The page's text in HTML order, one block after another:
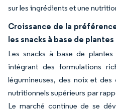
sur les ingrédients et une
Croissance de la
les snacks à base de plantes
Les snacks à base de
intégrant des formulations
légumineuses, des noix et
nutritionnels supérieurs par
Le marché continue de se